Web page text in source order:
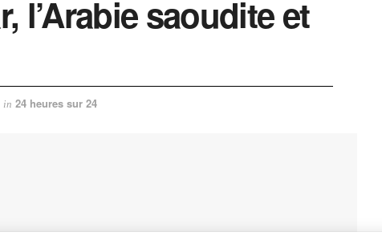
l’Arabie saoudite et
in 24 heures sur 24